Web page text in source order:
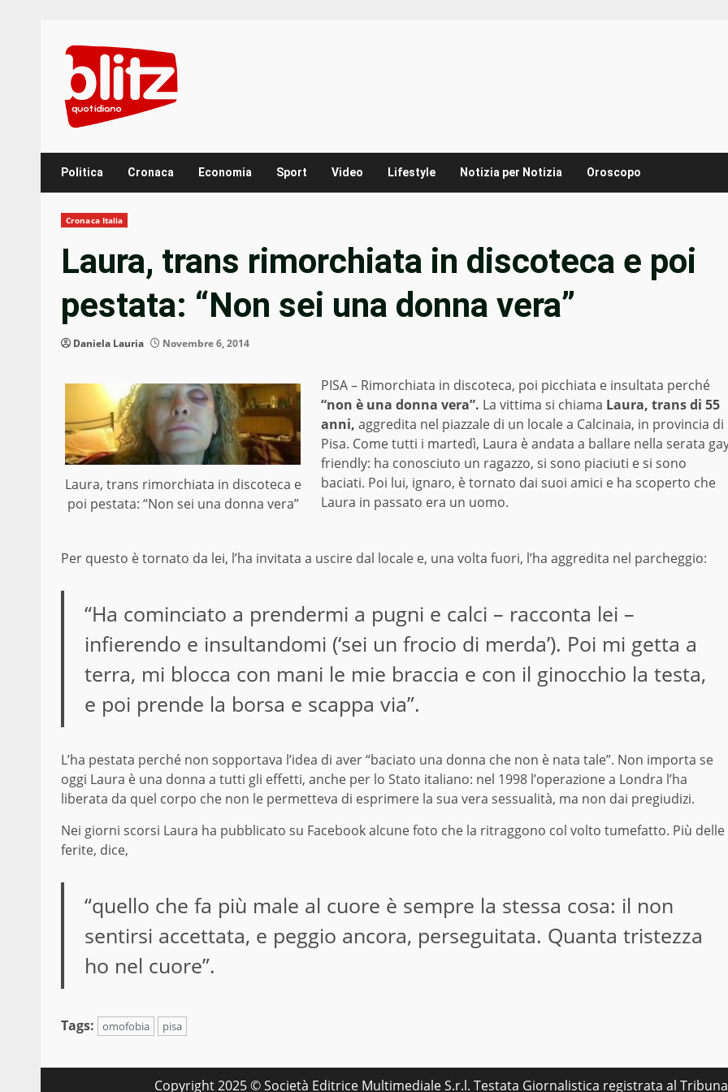
content
Politica Cronaca Economia Sport Video Lifestyle Notizia per Notizia Oroscopo
Cronaca Italia
Laura, trans rimorchiata in discoteca e poi
pestata: “Non sei una donna vera”
Daniela Lauria Novembre 6, 2014
Laura, trans rimorchiata in discoteca e
poi pestata: “Non sei una donna vera”
PISA – Rimorchiata in discoteca, poi picchiata e insultata perché
“non è una donna vera”. La vittima si chiama Laura, trans di 55
anni, aggredita nel piazzale di un locale a Calcinaia, in provincia di
Pisa. Come tutti i martedì, Laura è andata a ballare nella serata
friendly: ha conosciuto un ragazzo, si sono piaciuti e si sono
baciati. Poi lui, ignaro, è tornato dai suoi amici e ha scoperto che
Laura in passato era un uomo.
Per questo è tornato da lei, l’ha invitata a uscire dal locale e, una volta fuori, l’ha aggredita nel parcheggio:
“Ha cominciato a prendermi a pugni e calci – racconta lei –
infierendo e insultandomi (‘sei un frocio di merda’). Poi mi getta a
terra, mi blocca con mani le mie braccia e con il ginocchio la testa,
e poi prende la borsa e scappa via”.
L’ha pestata perché non sopportava l’idea di aver “baciato una donna che non è nata tale”. Non importa se
oggi Laura è una donna a tutti gli effetti, anche per lo Stato italiano: nel 1998 l’operazione a Londra l’ha
liberata da quel corpo che non le permetteva di esprimere la sua vera sessualità, ma non dai pregiudizi.
Nei giorni scorsi Laura ha pubblicato su Facebook alcune foto che la ritraggono col volto tumefatto. Più delle
ferite, dice,
“quello che fa più male al cuore è sempre la stessa cosa: il non
sentirsi accettata, e peggio ancora, perseguitata. Quanta tristezza
ho nel cuore”.
Tags: omofobia pisa
Copyright 2025 © Società Editrice Multimediale S.r.l. Testata Giornalistica registrata al